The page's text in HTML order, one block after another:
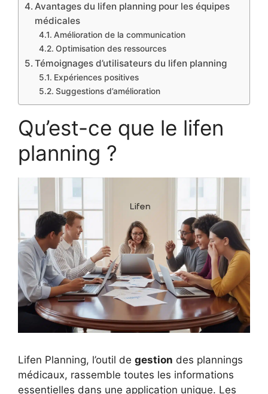
Avantages du lifen planning pour les équipes
médicales
Amélioration de la communication
Optimisation des ressources
Témoignages d’utilisateurs du lifen planning
Expériences positives
Suggestions d’amélioration
Qu’est-ce que le lifen
planning ?
Lifen Planning, l’outil de gestion des plannings
médicaux, rassemble toutes les informations
essentielles dans une application unique. Les